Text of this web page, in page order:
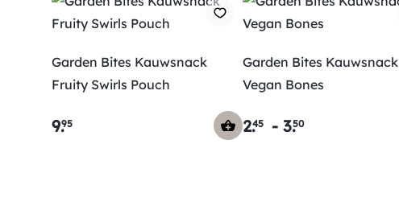
Garden Bites Kauwsnack
Fruity Swirls Pouch
9.95
Garden Bites Kauwsnack
Vegan Bones
2.45 - 3.50